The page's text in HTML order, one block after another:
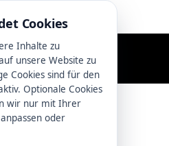
Cookies
Inhalte zu
unsere Website zu
Cookies sind für den
Optionale Cookies
wir nur mit Ihrer
oder